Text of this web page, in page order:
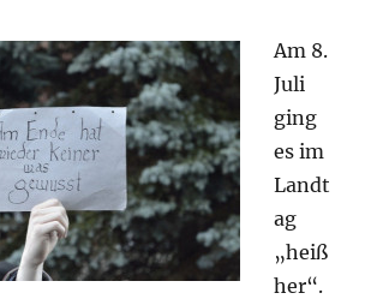
Am 8.
Juli
ging
es im
Landt
ag
„heiß
her“.